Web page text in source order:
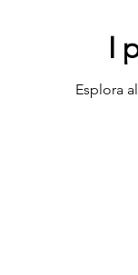
I
Esplora